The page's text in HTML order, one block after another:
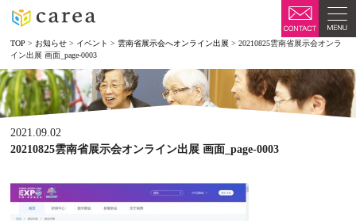
TOP > お知らせ > イベント >雲南省展示会へオンライン出展 >20210825雲南省展示会オンラ
イン出展 画面_page-0003
2021.09.02
20210825雲南省展示会オンライン出展 画面_page-0003